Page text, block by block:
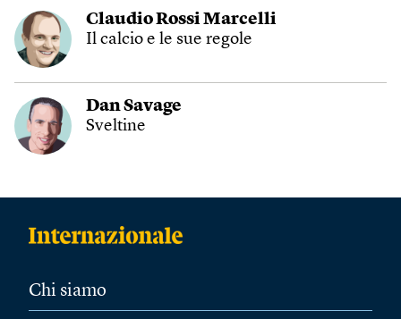
Claudio Rossi Marcelli
Il calcio e le sue regole
Dan Savage
Sveltine
Chi siamo